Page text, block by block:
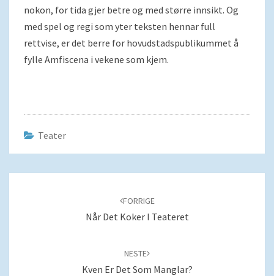
nokon, for tida gjer betre og med større innsikt. Og
med spel og regi som yter teksten hennar full
rettvise, er det berre for hovudstadspublikummet å
fylle Amfiscena i vekene som kjem.
Teater
FORRIGE
Når Det Koker I Teateret
NESTE
Kven Er Det Som Manglar?